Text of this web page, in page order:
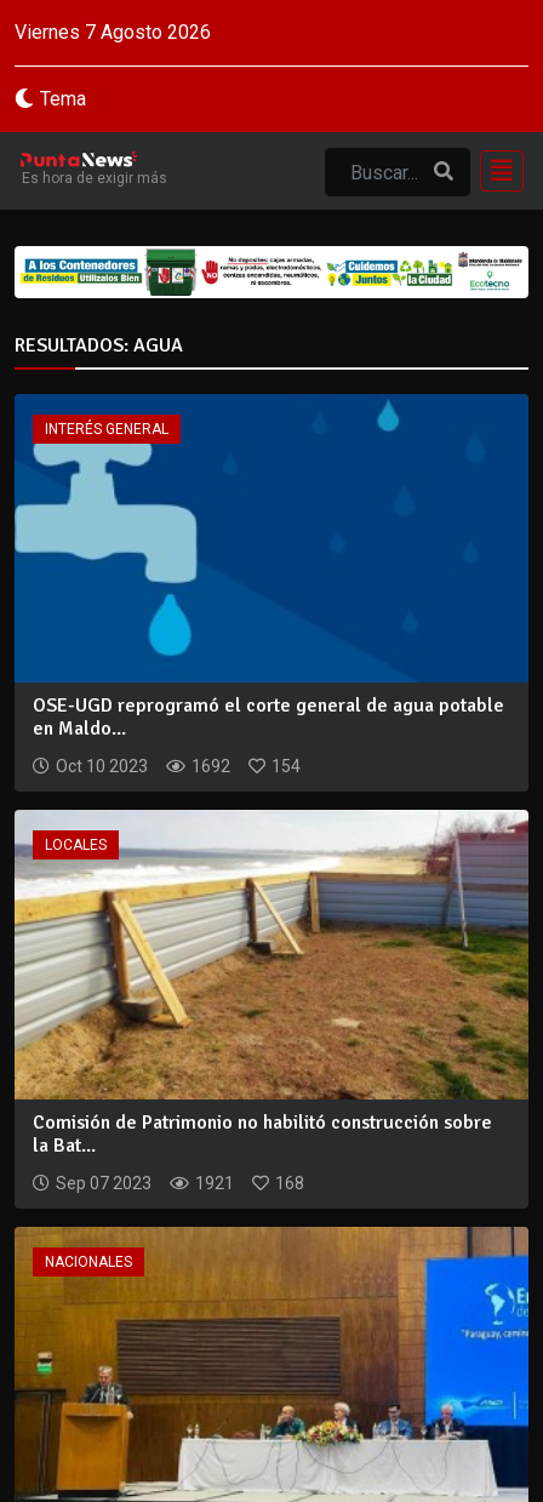
Viernes 7 Agosto 2026
Tema
Es hora de exigir más
RESULTADOS: AGUA
INTERÉS GENERAL
OSE-UGD reprogramó el corte general de agua potable
en Maldo...
Oct 10 2023 1692 154
LOCALES
Comisión de Patrimonio no habilitó construcción sobre
la Bat...
Sep 07 2023 1921 168
NACIONALES